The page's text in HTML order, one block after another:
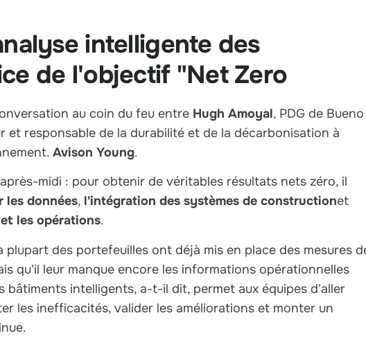
intelligente des
de l'objectif "Net Zero
au coin du feu entre Hugh Amoyal, PDG de Bueno
et responsable de la durabilité et de la décarbonisation à
Avison Young.
midi : pour obtenir de véritables résultats nets zéro, il
les données, l'intégration des systèmes de constructionet
les opérations.
des portefeuilles ont déjà mis en place des mesures
qu'il leur manque encore les informations opérationnelles
bâtiments intelligents, a-t-il dit, permet aux équipes d'aller
les inefficacités, valider les améliorations et monter un